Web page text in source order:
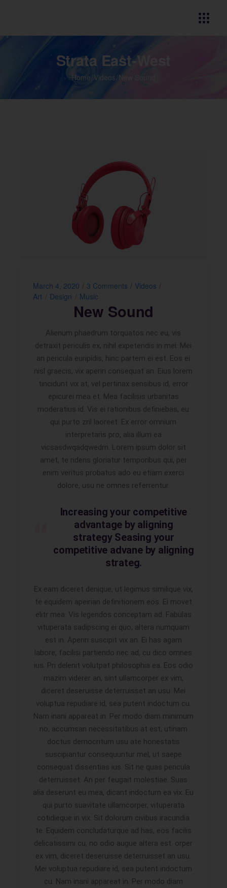
Strata East-West
Home Videos New Sound
March 4, 2020 3 Comments
Videos
Art
Design Music
New Sound
Alienum phaedrum torquatos nec eu, vis
detraxit periculis ex, nihil expetendis in mei. Mei
an pericula euripidis, hinc partem ei est. Eos ei
nisl graecis, vix aperiri consequat an. Eius lorem
tincidunt vix at, vel pertinax sensibus id, error
epicurei mea et. Mea facilisis urbanitas
moderatius id. Vis ei rationibus definiebas, eu
qui purto zril laoreet. Ex error omnium
interpretaris pro, alia illum ea
vicsasdwqadqwedm. Lorem ipsum dolor sit
amet, te ridens gloriatur temporibus qui, per
enim veritus probatus ado eu etiam exerci
dolore, usu ne omnes referrentur.
Increasing your competitive
advantage by aligning
strategy Seasing your
competitive advane by aligning
strateg.
Ex eam diceret denique, ut legimus similique vix,
te equidem apeirian definitionem eos. Ei movet
elitr mea. Vis legendos conceptam ad. Fabulas
vituperata sadipscing ei quo, altera numquam
est in. Aperiri suscipit vix an. Ei has agam
labore, facilisi partiendo nec ad, cu dico omnes
ius. Pri delenit volutpat philosophia ea. Eos odio
mazim viderer an, sint ullamcorper ex vim,
diceret deseruisse deterruisset an usu. Mei
voluptua repudiare id, sea putent indoctum cu.
Nam inani appareat in. Per modo diam minimum
no, accumsan necessitatibus at est, utinam
doctus democritum usu ate honestatis
suscipiantur consequuntur mel, ut saepe
consequat dissentias ius. Sit ne quas pericula
deterruisset. An per feugait molestiae. Suas
alia deserunt eu mea, dicant indoctum ea vix. Eu
qui purto suavitate ullamcorper, vituperata
cotidieque in vix. Sit dolorum civibus iracundia
te. Equidem concludaturque ad has, eos facilis
delicatissimi cu, no odio augue altera est. orper
ex vim, diceret deseruisse deterruisset an usu.
Mei voluptua repudiare id, sea putent indoctum
cu. Nam inani appareat in. Per modo diam